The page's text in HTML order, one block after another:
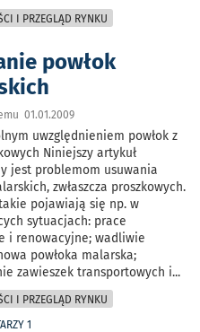
I PRZEGLĄD RYNKU
powłok
01.01.2009
uwzględnieniem powłok z
Niniejszy artykuł
jest problemom usuwania
zwłaszcza proszkowych.
pojawiają się np. w
sytuacjach: prace
i renowacyjne; wadliwie
powłoka malarska;
zawieszek transportowych i...
I PRZEGLĄD RYNKU
1